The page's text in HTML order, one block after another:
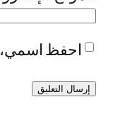
احفظ اسمي،